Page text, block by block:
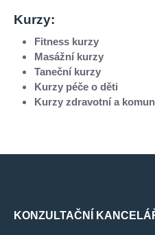
Kurzy:
Fitness kurzy
Masážní kurzy
Taneční kurzy
Kurzy péče o děti
Kurzy zdravotní a
KONZULTAČNÍ